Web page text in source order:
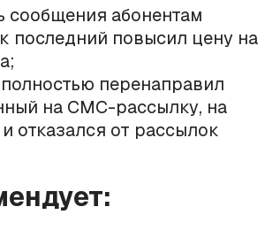
сообщения абонентам
последний повысил цену на
перенаправил
на СМС-рассылку, на
отказался от рассылок